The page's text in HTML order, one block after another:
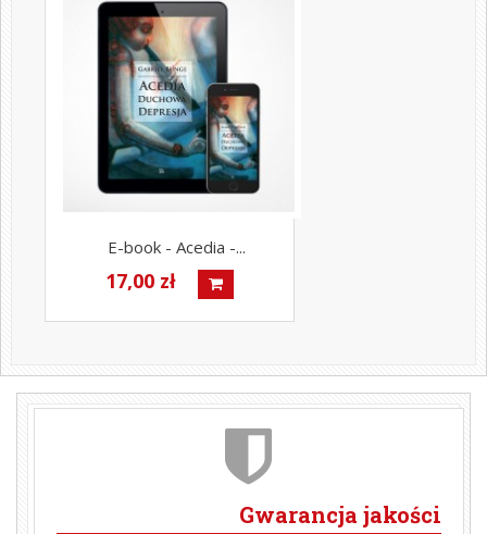
E-book - Acedia -...
17,00 zł
Gwarancja jakości